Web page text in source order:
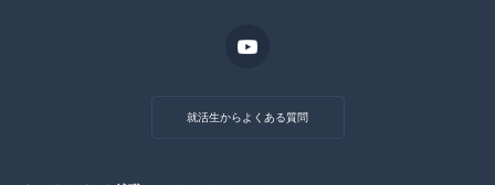
就活生からよくある質問